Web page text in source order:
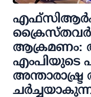
എഫ്‌സി‌ആര്‍‌എ
ആക്രമണം:
എംപിയുടെ